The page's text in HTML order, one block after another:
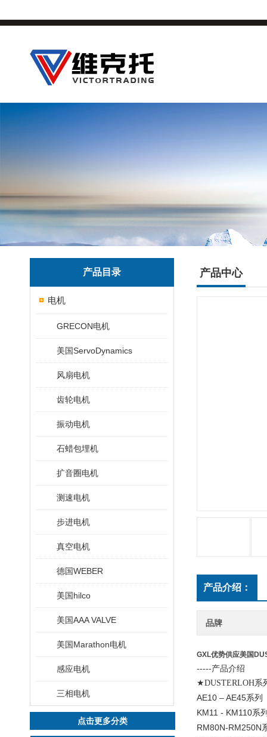
产品目录
电机
GRECON电机
美国ServoDynamics
风扇电机
齿轮电机
振动电机
石蜡包埋机
扩音圈电机
测速电机
步进电机
真空电机
德国WEBER
美国hilco
美国AAA VALVE
美国Marathon电机
感应电机
三相电机
点击更多分类
产品中心
产品介绍：
品牌
GXL优势供应美国
-----产品介绍
★DUSTERLOH系
AE10 – AE45系列
KM11 - KM110系
RM80N-RM250N